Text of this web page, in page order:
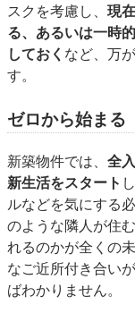
スクを考慮し、 現
る、あるいは一時
しておく など、万
す。
ゼロから始まる
新築物件では、 全
新生活をスタート
ルなどを気にする
のような隣人が住
れるのかが全くの
なご近所付き合い
ばわかりません。